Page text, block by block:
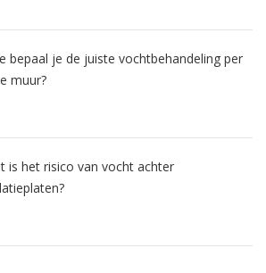
bepaal je de juiste vochtbehandeling per
muur?
is het risico van vocht achter